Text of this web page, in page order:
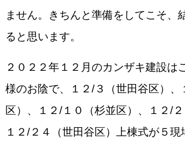
ません。きちんと準備をしてこそ、
ると思います。
２０２２年１２月のカンザキ建設は
様のお陰で、１２/３（世田谷区）、
区）、１２/１０（杉並区）、１２/２
１２/２４（世田谷区）上棟式が５現